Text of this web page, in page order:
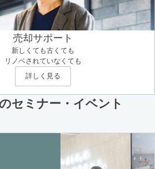
売却サポート
新しくても古くても
リノベされていなくても
詳しく見る
セミナー・イベント